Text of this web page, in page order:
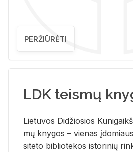
PERŽIŪRĖTI
LDK teismų
Lie­tu­vos Di­džio­sios
mų kny­gos – vie­nas
si­te­to bi­b­lio­te­kos is­to­ri­nių